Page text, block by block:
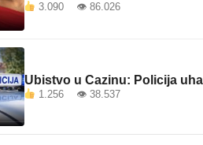
3.090 👁 86.026
Ubistvo u Cazinu: Policija
1.256 👁 38.537